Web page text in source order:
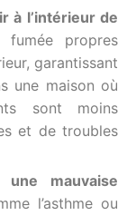
à l’intérieur de
propres
garantissant
une maison où
sont moins
et de troubles
mauvaise
l’asthme ou